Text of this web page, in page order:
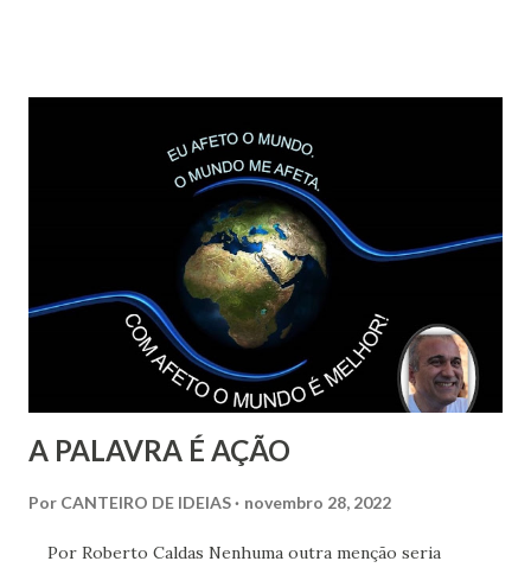
trabalho de estudar, comentar e comparar a fim de tirar
suas próprias ilações e aplicações. No entanto, um dos
primeiros problemas que se apresenta é o das
interpretações dos textos da Codificação. Mas o que é
interpretar?
A PALAVRA É AÇÃO
Por CANTEIRO DE IDEIAS novembro 28, 2022
Por Roberto Caldas Nenhuma outra menção seria